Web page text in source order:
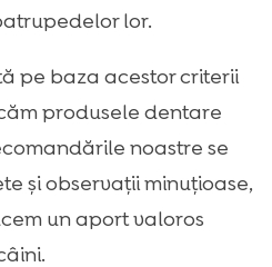
lor.
pe baza acestor criterii
produsele dentare
noastre se
și observații minuțioase,
un aport valoros